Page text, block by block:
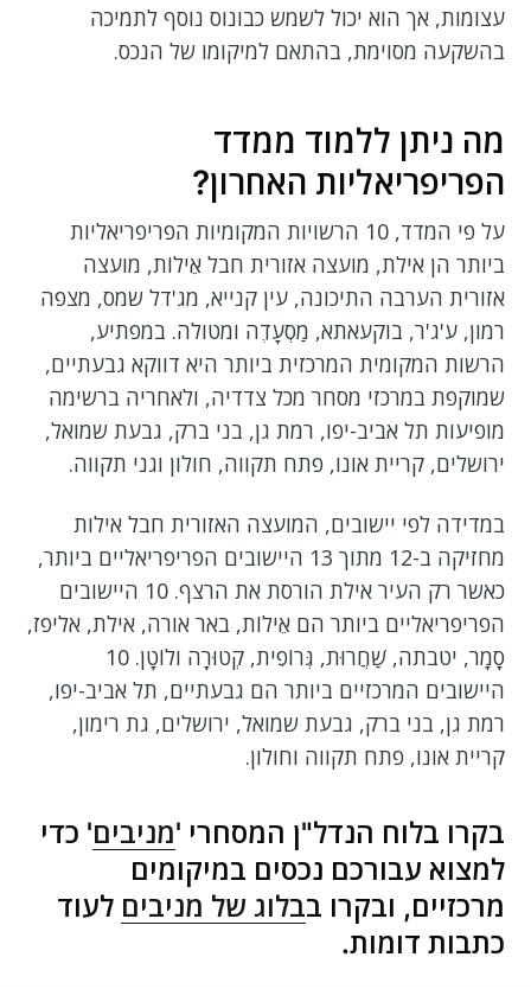
עצומות, אך הוא יכול לשמש כבונוס נוסף לתמיכה
בהשקעה מסוימת, בהתאם למיקומו של הנכס.
מה ניתן ללמוד ממדד
הפריפריאליות האחרון?
על פי המדד, 10 הרשויות המקומיות הפריפריאליות
ביותר הן אילת, מועצה אזורית חבל אֵילוֹת, מועצה
אזורית הערבה התיכונה, עין קנייא, מג'דל שמס, מצפה
רמון, ע'ג'ר, בוקעאתא, מַסְעָדֶה ומטולה. במפתיע,
הרשות המקומית המרכזית ביותר היא דווקא גבעתיים,
שמוקפת במרכזי מסחר מכל צדדיה, ולאחריה ברשימה
מופיעות תל אביב-יפו, רמת גן, בני ברק, גבעת שמואל,
ירושלים, קריית אונו, פתח תקווה, חולון וגני תקווה.
במדידה לפי יישובים, המועצה האזורית חבל אילות
מחזיקה ב-12 מתוך 13 היישובים הפריפריאליים ביותר,
כאשר רק העיר אילת הורסת את הרצף. 10 היישובים
הפריפריאליים ביותר הם אֵילוֹת, באר אורה, אילת, אליפז,
סָמָר, יטבתה, שַׁחֲרוּת, גְּרוֹפִית, קְטוּרָה ולוֹטָן. 10
היישובים המרכזיים ביותר הם גבעתיים, תל אביב-יפו,
רמת גן, בני ברק, גבעת שמואל, ירושלים, גת רימון,
קריית אונו, פתח תקווה וחולון.
בקרו בלוח הנדל"ן המסחרי 'מניבים' כדי
למצוא עבורכם נכסים במיקומים
מרכזיים, ובקרו בבלוג של מניבים לעוד
כתבות דומות.